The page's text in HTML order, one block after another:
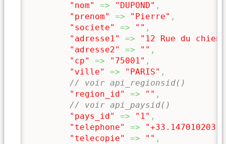
"nom"
=> "DUPOND" ,
"prenom"
=> "Pierre" ,
"societe"
=> "" ,
"adresse1"
=>
"12 Rue du chien
"adresse2"
=> "" ,
"cp"
=> "75001" ,
"ville"
=> "PARIS" ,
// voir api_regionsid()
"region_id"
=> "" ,
// voir api_paysid()
"pays_id"
=> "1" ,
"telephone"
=> "+33.147010203"
"telecopie"
=> "" ,